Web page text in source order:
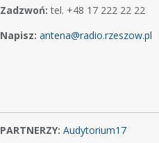
Zadzwoń: tel. +48 17 222 22 22
Napisz: antena@radio.rzeszow.pl
PARTNERZY: Audytorium17